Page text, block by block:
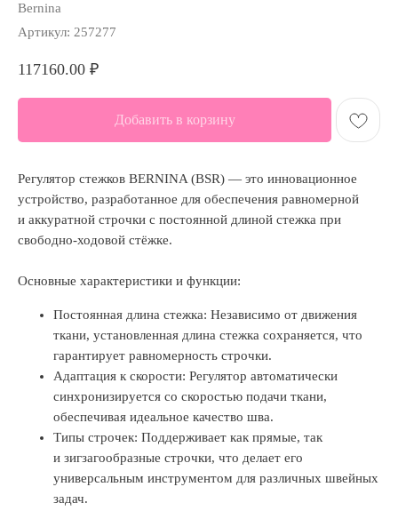
Bernina
Артикул: 257277
117160.00 ₽
Добавить в корзину
Регулятор стежков BERNINA (BSR) — это инновационное
устройство, разработанное для обеспечения равномерной
и аккуратной строчки с постоянной длиной стежка при
свободно-ходовой стёжке.
Основные характеристики и функции:
Постоянная длина стежка: Независимо от движения
ткани, установленная длина стежка сохраняется, что
гарантирует равномерность строчки.
Адаптация к скорости: Регулятор автоматически
синхронизируется со скоростью подачи ткани,
обеспечивая идеальное качество шва.
Типы строчек: Поддерживает как прямые, так
и зигзагообразные строчки, что делает его
универсальным инструментом для различных швейных
задач.